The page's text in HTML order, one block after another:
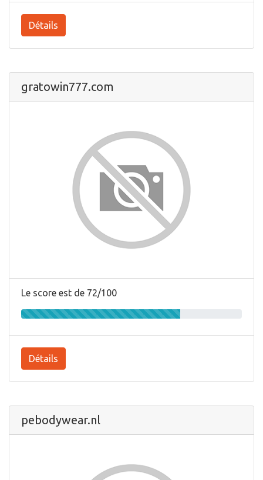
Détails
gratowin777.com
Le score est de 72/100
Détails
pebodywear.nl